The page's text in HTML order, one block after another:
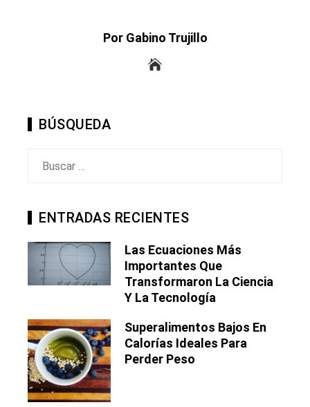
Por Gabino Trujillo
BÚSQUEDA
ENTRADAS RECIENTES
Las Ecuaciones Más
Importantes Que
Transformaron La Ciencia
Y La Tecnología
Superalimentos Bajos En
Calorías Ideales Para
Perder Peso